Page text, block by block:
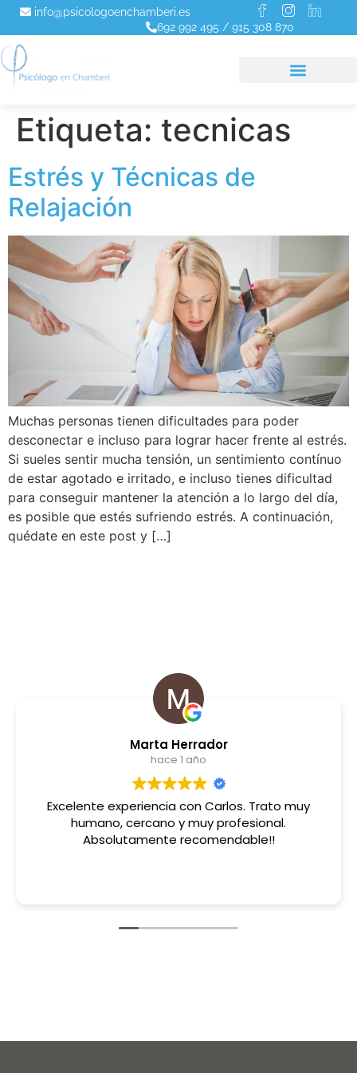
info@psicologoenchamberi.es
692 992 495 / 915 308 870
Etiqueta: tecnicas
Estrés y Técnicas de
Relajación
Muchas personas tienen dificultades para poder
desconectar e incluso para lograr hacer frente al estrés.
Si sueles sentir mucha tensión, un sentimiento contínuo
de estar agotado e irritado, e incluso tienes dificultad
para conseguir mantener la atención a lo largo del día,
es posible que estés sufriendo estrés. A continuación,
quédate en este post y […]
Marta Herrador
hace 1 año
Excelente experiencia con Carlos. Trato muy
humano, cercano y muy profesional.
Absolutamente recomendable!!